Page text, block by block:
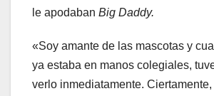
le apodaban Big Daddy.
«Soy amante de las mascotas y
ya estaba en manos colegiales,
verlo inmediatamente.